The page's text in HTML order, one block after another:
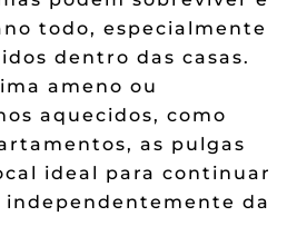
todo, especialmente
dentro das casas.
ameno ou
aquecidos, como
as pulgas
ideal para continuar
independentemente da